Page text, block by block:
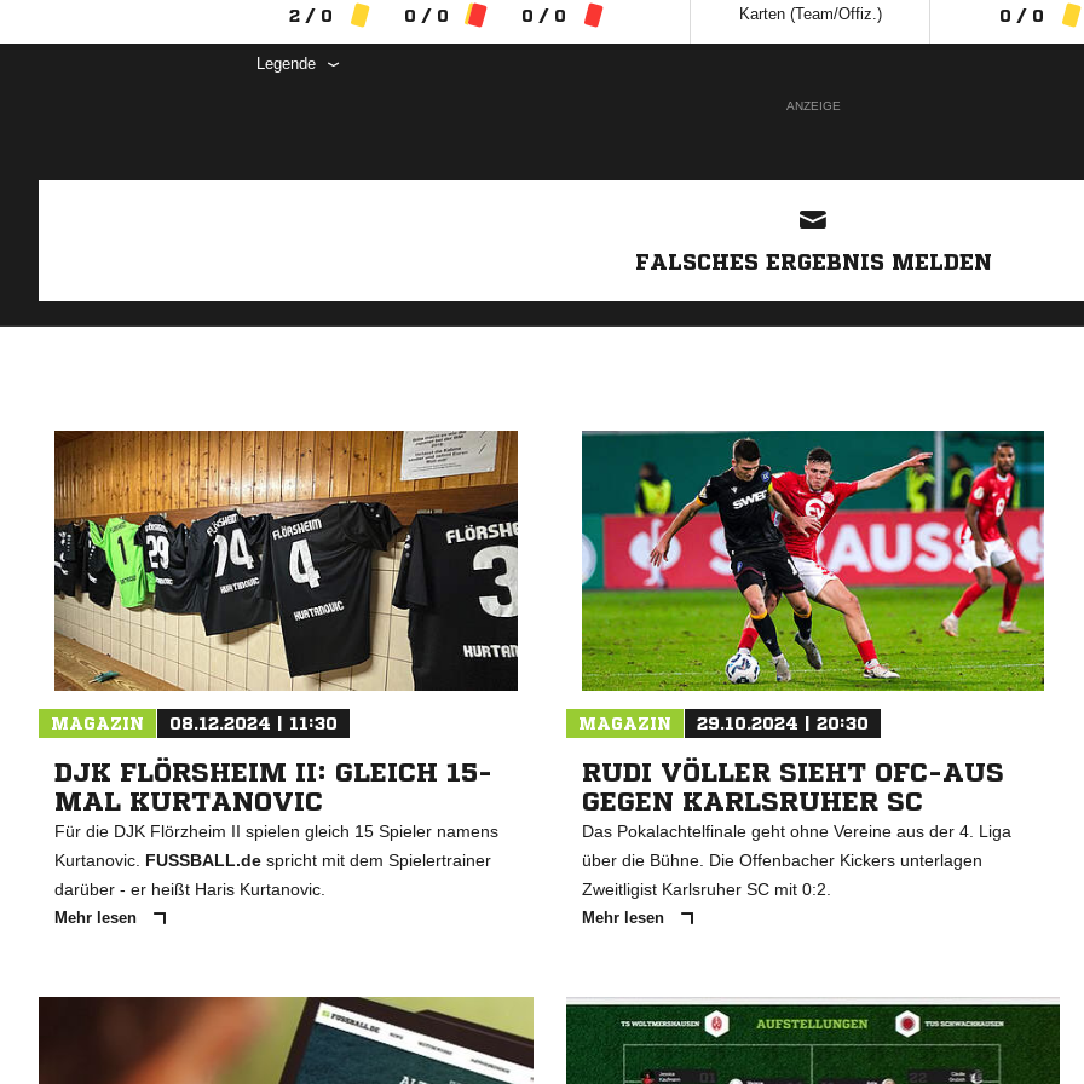
2 / 0 0 / 0 0 / 0 Karten (Team/Offiz.) 0 / 0
Legende
ANZEIGE
FALSCHES ERGEBNIS MELDEN
MAGAZIN 08.12.2024 | 11:30
DJK FLÖRSHEIM II: GLEICH 15-
MAL KURTANOVIC
Für die DJK Flörzheim II spielen gleich 15 Spieler namens
Kurtanovic. FUSSBALL.de spricht mit dem Spielertrainer
darüber - er heißt Haris Kurtanovic.
Mehr lesen
MAGAZIN 29.10.2024 | 20:30
RUDI VÖLLER SIEHT OFC-AUS
GEGEN KARLSRUHER SC
Das Pokalachtelfinale geht ohne Vereine aus der 4. Liga
über die Bühne. Die Offenbacher Kickers unterlagen
Zweitligist Karlsruher SC mit 0:2.
Mehr lesen